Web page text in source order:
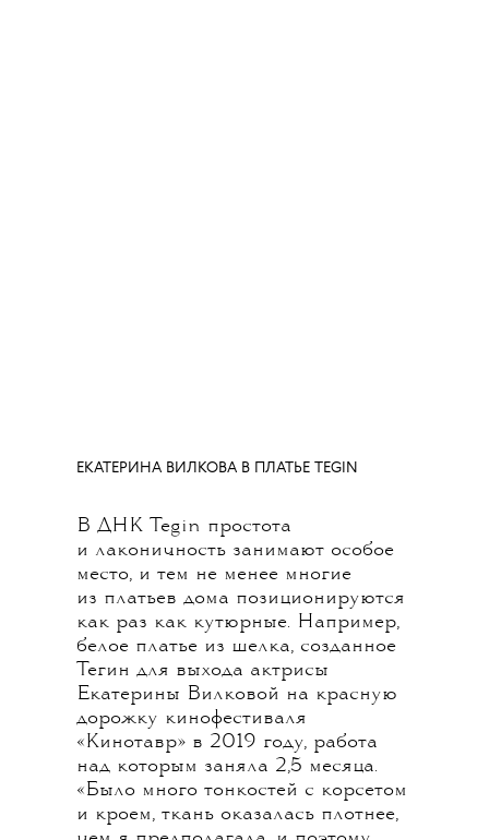
ЕКАТЕРИНА ВИЛКОВА В ПЛАТЬЕ TEGIN
В ДНК Tegin простота
и лаконичность занимают особое
место, и тем не менее многие
из платьев дома позиционируются
как раз как кутюрные. Например,
белое платье из шелка, созданное
Тегин для выхода актрисы
Екатерины Вилковой на красную
дорожку кинофестиваля
«Кинотавр» в 2019 году, работа
над которым заняла 2,5 месяца.
«Было много тонкостей с корсетом
и кроем, ткань оказалась плотнее,